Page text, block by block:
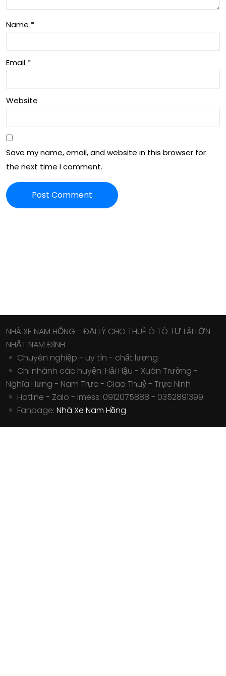
Name *
Email *
Website
Save my name, email, and website in this browser for
the next time I comment.
NHÀ XE NAM HỒNG - ĐẠI LÝ CHO THUÊ Ô TÔ TỰ LÁI LỚN
NHẤT NAM ĐỊNH
Chuyên nghiệp - uy tín - chất lượng
Chi nhánh các huyện: Hải Hậu - Xuân Trường -
Nghĩa Hưng - Nam Trực - Giao Thuỷ - Trực Ninh
Hotline - Zalo - Imess: 0912075888 - 0352891399
Fanpage: Nhà Xe Nam Hồng